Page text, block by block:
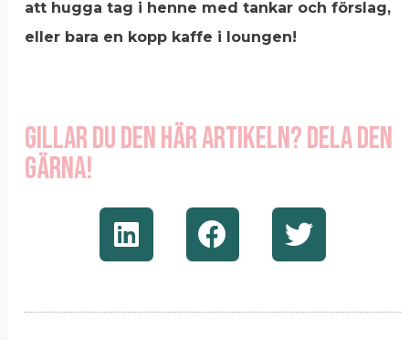
att hugga tag i henne med tankar och förslag,
eller bara en kopp kaffe i loungen!
Gillar du den här artikeln? Dela den
gärna!